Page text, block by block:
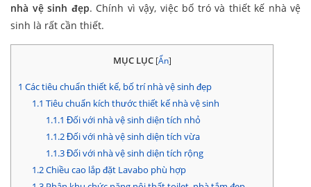
nhà vệ sinh đẹp. Chính vì vậy, việc bố tró và thiết kế nhà vệ
sinh là rất cần thiết.
MỤC LỤC [Ẩn]
1 Các tiêu chuẩn thiết kế, bố trí nhà vệ sinh đẹp
1.1 Tiêu chuẩn kích thước thiết kế nhà vệ sinh
1.1.1 Đối với nhà vệ sinh diện tích nhỏ
1.1.2Đối với nhà vệ sinh diện tích vừa
1.1.3Đối với nhà vệ sinh diện tích rộng
1.2Chiều cao lắp đặt Lavabo phù hợp